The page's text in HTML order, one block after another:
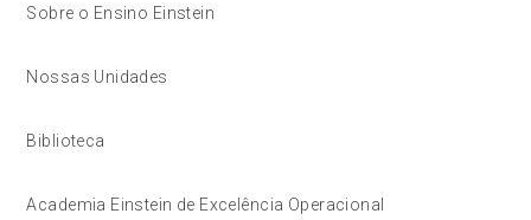
Sobre o Ensino Einstein
Nossas Unidades
Biblioteca
Academia Einstein de Excelência Operacional